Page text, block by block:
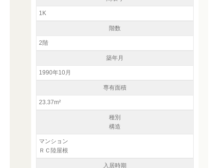
1K
階数
2階
築年月
1990年10月
専有面積
23.37m²
種別
構造
マンション
ＲＣ陸屋根
入居時期